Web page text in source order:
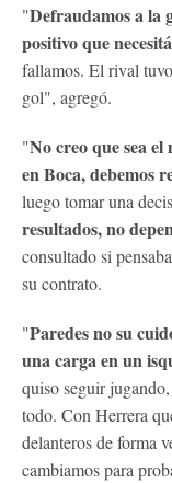
"Defraudamos a la
positivo que
fallamos. El rival
gol", agregó.
"No creo que sea
en Boca, debemos
luego tomar una
resultados, no
consultado si
su contrato.
"Paredes no su
una carga en un
quiso seguir
todo. Con Herrera
delanteros de forma
cambiamos para